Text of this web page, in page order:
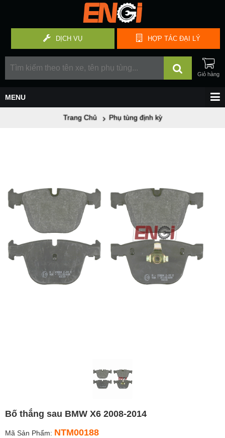
HỢP TÁC ĐẠI LÝ
DỊCH VỤ
Trang Chủ Phụ tùng định kỳ
Bố thắng sau BMW X6 2008-2014
Mã Sản Phẩm: NTM00188